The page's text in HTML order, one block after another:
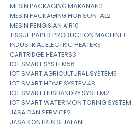
MESIN PACKAGING MAKANAN2
MESIN PACKAGING HORISONTAL2
MESIN PENGISIAN AIR10
TISSUE PAPER PRODUCTION MACHINE1
INDUSTRIAL ELECTRIC HEATER3
CARTRIDGE HEATERS3
IOT SMART SYSTEM56
IOT SMART AGRICULTURAL SYSTEM5
IOT SMART HOME SYSTEM48
IOT SMART HUSBANDRY SYSTEM2
IOT SMART WATER MONITORING SYSTEM
JASA DAN SERVICE2
JASA KONTRUKSI JALAN1